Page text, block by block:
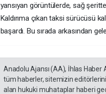
yansıyan görüntülerde, sağ
Kaldırıma çıkan taksi sürücüsü
başardı. Bu sırada arkasından
Anadolu Ajansı (AA), İhlas Haber
tüm haberler, sitemizin
alan hukuki muhataplar haberi